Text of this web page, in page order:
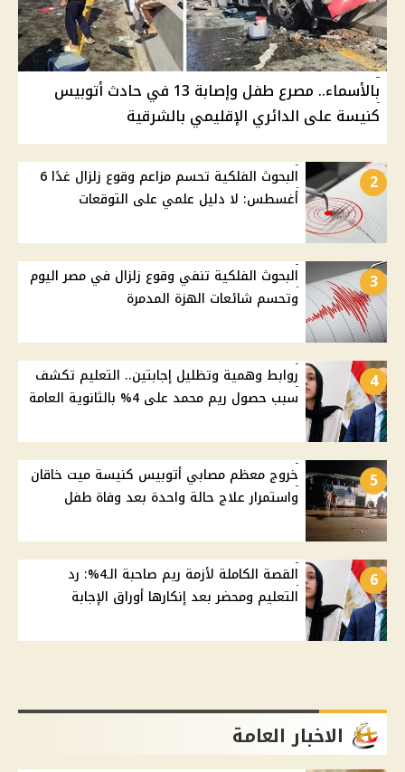
بالأسماء.. مصرع طفل وإصابة 13 في حادث أتوبيس
كنيسة على الدائري الإقليمي بالشرقية
2
البحوث الفلكية تحسم مزاعم وقوع زلزال غدًا 6
أغسطس: لا دليل علمي على التوقعات
3
البحوث الفلكية تنفي وقوع زلزال في مصر اليوم
وتحسم شائعات الهزة المدمرة
4
روابط وهمية وتظليل إجابتين.. التعليم تكشف
سبب حصول ريم محمد على 4% بالثانوية العامة
5
خروج معظم مصابي أتوبيس كنيسة ميت خاقان
واستمرار علاج حالة واحدة بعد وفاة طفل
6
القصة الكاملة لأزمة ريم صاحبة الـ4%: رد
التعليم ومحضر بعد إنكارها أوراق الإجابة
الاخبار العامة